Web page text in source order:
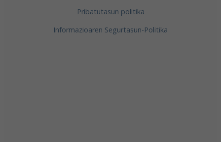
Pribatutasun politika
Informazioaren Segurtasun-Politika